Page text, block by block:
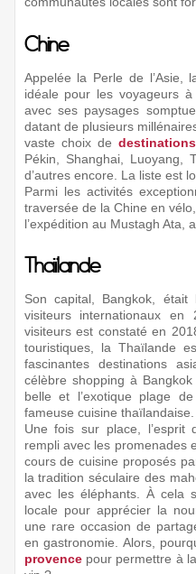
Chine
Appelée la Perle de l’Asie,
idéale pour les voyageurs
avec ses paysages
datant de plusieurs
vaste choix de
Pékin, Shanghai, Luoyang,
d’autres encore. La liste est
Parmi les activités
traversée de la Chine en
l’expédition au Mustagh Ata,
Thaïlande
Son capital, Bangkok,
visiteurs internationaux
visiteurs est constaté en
touristiques, la Thaïlande
fascinantes destinations
célèbre shopping à
belle et l’exotique plage
fameuse cuisine thaïlandaise.
Une fois sur place, l’esprit
rempli avec les promenades
cours de cuisine proposés
la tradition séculaire des
avec les éléphants. À cela
locale pour apprécier la
une rare occasion de
en gastronomie. Alors,
provencepour permettre à